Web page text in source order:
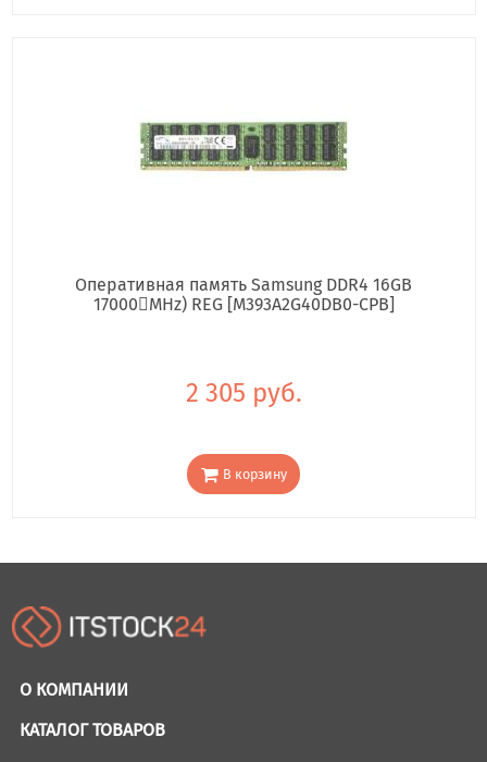
Оперативная память Samsung DDR4 16GB
17000񢋕MHz) REG [M393A2G40DB0-CPB]
2 305 руб.
В корзину
О КОМПАНИИ
КАТАЛОГ ТОВАРОВ